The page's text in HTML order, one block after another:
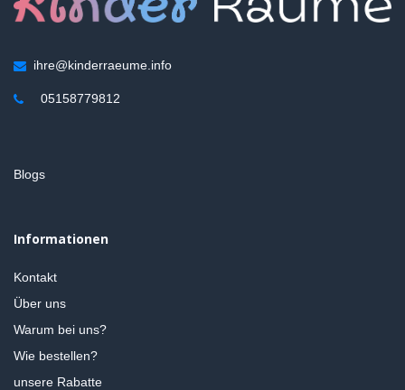
ihre@kinderraeume.info
05158779812
Blogs
Informationen
Kontakt
Über uns
Warum bei uns?
Wie bestellen?
unsere Rabatte